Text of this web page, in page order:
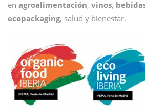
en agroalimentación, vinos,
ecopackaging, salud y bienestar.